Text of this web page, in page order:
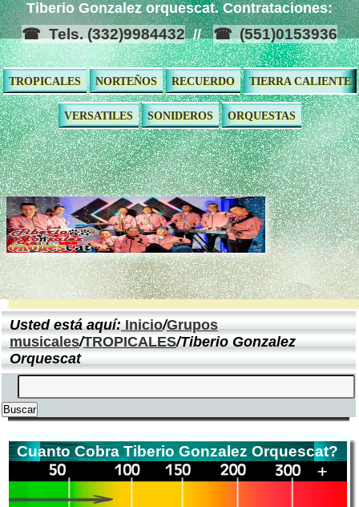
Tiberio Gonzalez orquescat. Contrataciones:
Tels. (332)9984432 // (551)0153936
TROPICALES NORTEÑOS RECUERDO TIERRA CALIENTE
VERSATILES SONIDEROS ORQUESTAS
Usted está aquí:Inicio/Grupos
musicales/TROPICALES/Tiberio Gonzalez
Orquescat
Cuanto Cobra Tiberio Gonzalez Orquescat?